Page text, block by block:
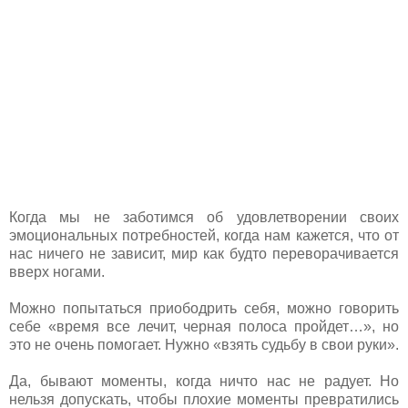
Когда мы не заботимся об удовлетворении своих
эмоциональных потребностей, когда нам кажется, что от
нас ничего не зависит, мир как будто переворачивается
вверх ногами.
Можно попытаться приободрить себя, можно говорить
себе «время все лечит, черная полоса пройдет…», но
это не очень помогает. Нужно «взять судьбу в свои руки».
Да, бывают моменты, когда ничто нас не радует. Но
нельзя допускать, чтобы плохие моменты превратились